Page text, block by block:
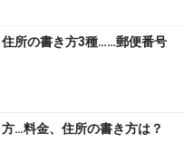
所の書き方3種……郵便番号
…料金、住所の書き方は？